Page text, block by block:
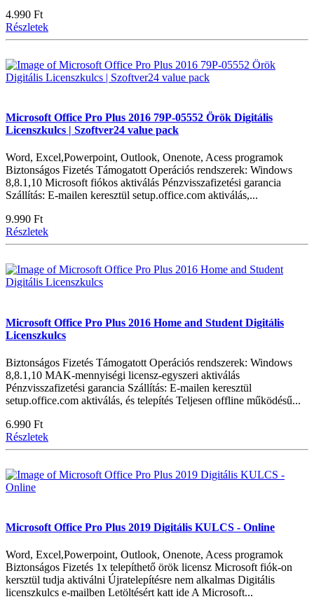
4.990 Ft
Részletek
Microsoft Office Pro Plus 2016 79P-05552 Örök Digitális
Licenszkulcs | Szoftver24 value pack
Word, Excel,Powerpoint, Outlook, Onenote, Acess programok
Biztonságos Fizetés Támogatott Operációs rendszerek: Windows
8,8.1,10 Microsoft fiókos aktiválás Pénzvisszafizetési garancia
Szállítás: E-mailen keresztül setup.office.com aktiválás,...
9.990 Ft
Részletek
Microsoft Office Pro Plus 2016 Home and Student Digitális
Licenszkulcs
Biztonságos Fizetés Támogatott Operációs rendszerek: Windows
8,8.1,10 MAK-mennyiségi licensz-egyszeri aktiválás
Pénzvisszafizetési garancia Szállítás: E-mailen keresztül
setup.office.com aktiválás, és telepítés Teljesen offline működésű...
6.990 Ft
Részletek
Microsoft Office Pro Plus 2019 Digitális KULCS - Online
Word, Excel,Powerpoint, Outlook, Onenote, Acess programok
Biztonságos Fizetés 1x telepíthető örök licensz Microsoft fiók-on
kersztül tudja aktiválni Újratelepítésre nem alkalmas Digitális
licenszkulcs e-mailben Letöltésért katt ide A Microsoft...